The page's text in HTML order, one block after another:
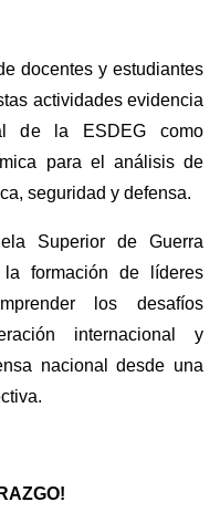
docentes y estudiantes
actividades evidencia
de la ESDEG como
para el análisis de
seguridad y defensa.
Superior de Guerra
formación de líderes
los desafíos
internacional y
nacional desde una